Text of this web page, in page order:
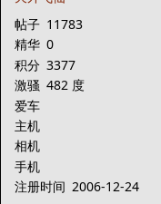
帖子 11783
精华 0
积分 3377
激骚 482 度
爱车
主机
相机
手机
注册时间 2006-12-24